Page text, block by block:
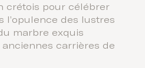
crétois pour célébrer
l’opulence des lustres
marbre exquis
carrières de